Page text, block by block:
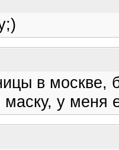
в москве,
маску, у меня